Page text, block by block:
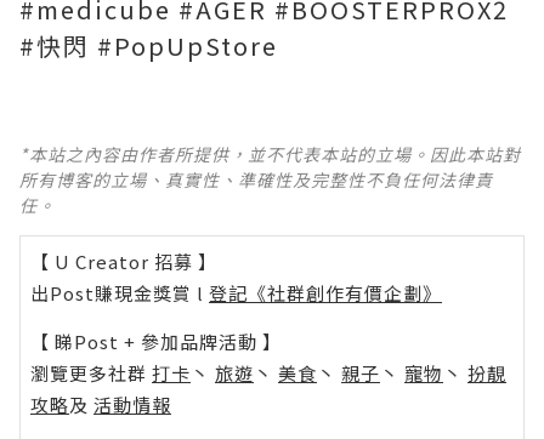
#medicube #AGER #BOOSTERPROX2
#快閃 #PopUpStore
*本站之內容由作者所提供，並不代表本站的立場。因此本站對
所有博客的立場、真實性、準確性及完整性不負任何法律責
任。
【 U Creator 招募 】
出Post賺現金獎賞 l 登記《社群創作有價企劃》
【 睇Post + 參加品牌活動 】
瀏覽更多社群 打卡 丶 旅遊 丶 美食 丶 親子 丶 寵物 丶 扮靚
攻略及 活動情報